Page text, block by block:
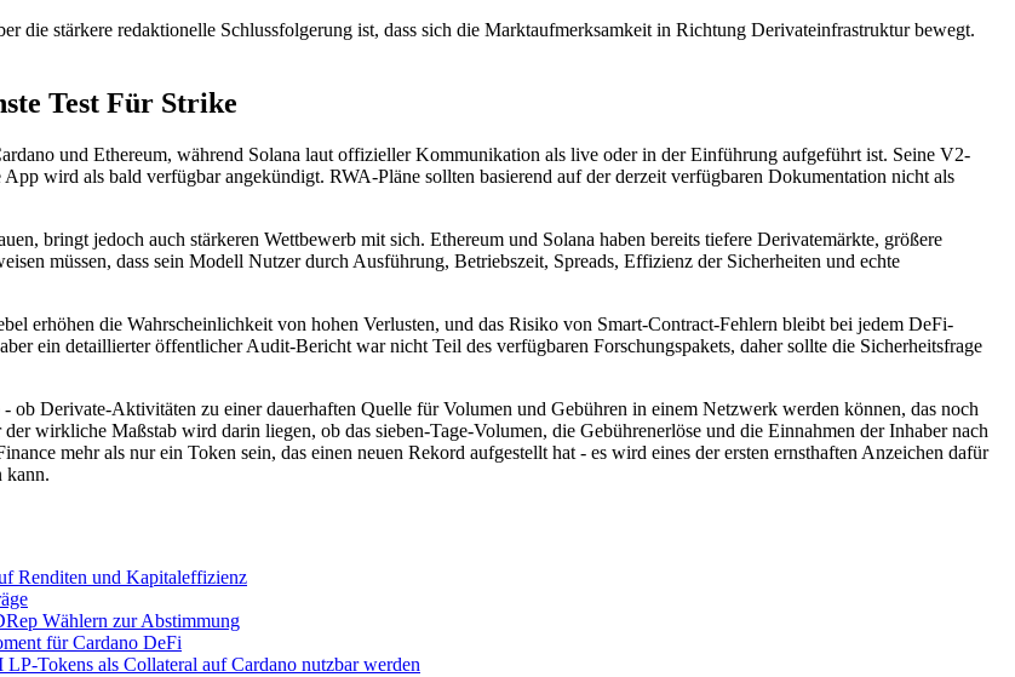
die stärkere redaktionelle Schlussfolgerung ist, dass sich die Marktaufmerksamkeit in Richtung Derivateinfrastruktur bewegt.
Test Für Strike
und Ethereum, während Solana laut offizieller Kommunikation als live oder in der Einführung aufgeführt ist. Seine V2-
wird als bald verfügbar angekündigt. RWA-Pläne sollten basierend auf der derzeit verfügbaren Dokumentation nicht als
bringt jedoch auch stärkeren Wettbewerb mit sich. Ethereum und Solana haben bereits tiefere Derivatemärkte, größere
müssen, dass sein Modell Nutzer durch Ausführung, Betriebszeit, Spreads, Effizienz der Sicherheiten und echte
erhöhen die Wahrscheinlichkeit von hohen Verlusten, und das Risiko von Smart-Contract-Fehlern bleibt bei jedem DeFi-
ein detaillierter öffentlicher Audit-Bericht war nicht Teil des verfügbaren Forschungspakets, daher sollte die Sicherheitsfrage
Derivate-Aktivitäten zu einer dauerhaften Quelle für Volumen und Gebühren in einem Netzwerk werden können, das noch
wirkliche Maßstab wird darin liegen, ob das sieben-Tage-Volumen, die Gebührenerlöse und die Einnahmen der Inhaber nach
mehr als nur ein Token sein, das einen neuen Rekord aufgestellt hat - es wird eines der ersten ernsthaften Anzeichen dafür
kann.
Renditen und Kapitaleffizienz
Wählern zur Abstimmung
für Cardano DeFi
Tokens als Collateral auf Cardano nutzbar werden